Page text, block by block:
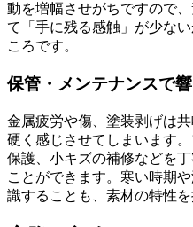
動を増幅させがちですので
て「手に残る感触」が少な
ころです。
保管・メンテナンスで
金属疲労や傷、塗装剥げは
硬く感じさせてしまいます
保護、小キズの補修などを
ことができます。寒い時期
識することも、素材の特性